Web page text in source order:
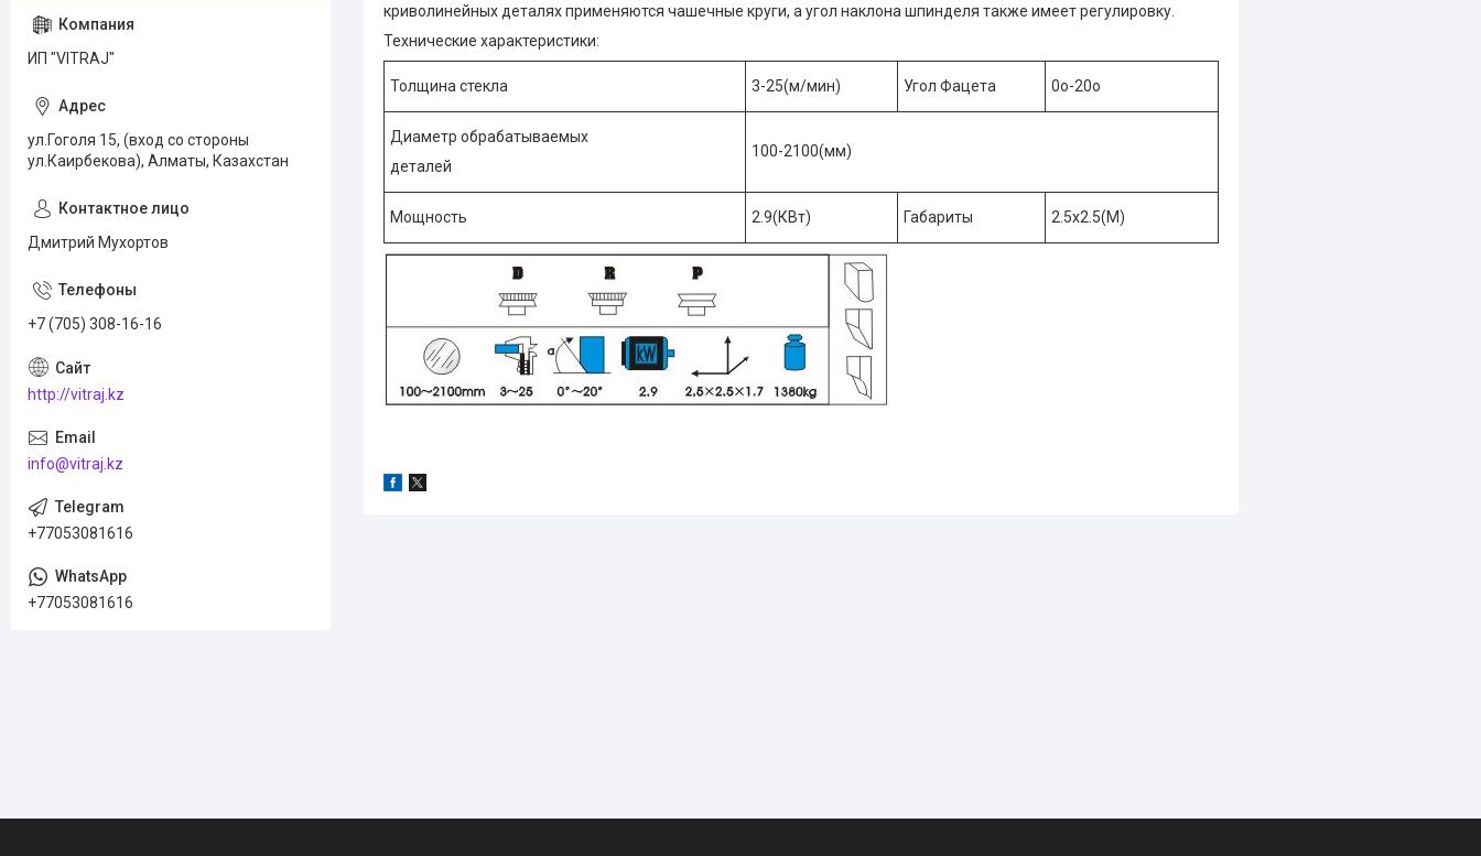
криволинейных деталях применяются чашечные круги, а угол наклона шпинделя также имеет регулировку.
Технические характеристики:
Толщина стекла 3-25(м/мин) Угол Фацета 0o-20o
Диаметр обрабатываемых
деталей
100-2100(мм)
Мощность 2.9(КВт) Габариты 2.5x2.5(M)
ИП "VITRAJ"
ул.Гоголя 15, (вход со стороны
ул.Каирбекова), Алматы, Казахстан
Дмитрий Мухортов
+7 (705) 308-16-16
http://vitraj.kz
info@vitraj.kz
+77053081616
+77053081616